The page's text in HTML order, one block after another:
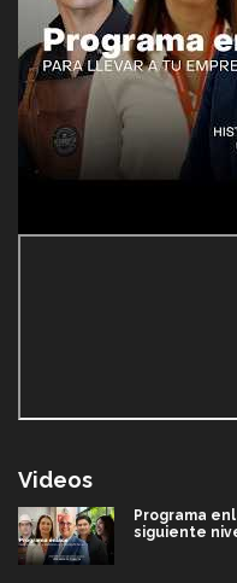
Videos
Programa
siguiente